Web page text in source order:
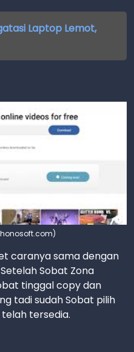
Laptop Lemot,
caranya sama dengan
Sobat Zona
tinggal copy dan
tadi sudah Sobat pilih
tersedia.